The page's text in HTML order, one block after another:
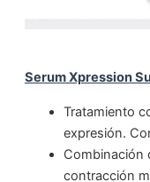
Serum Xpression
Tratamiento
expresión.
Combinación
contracción